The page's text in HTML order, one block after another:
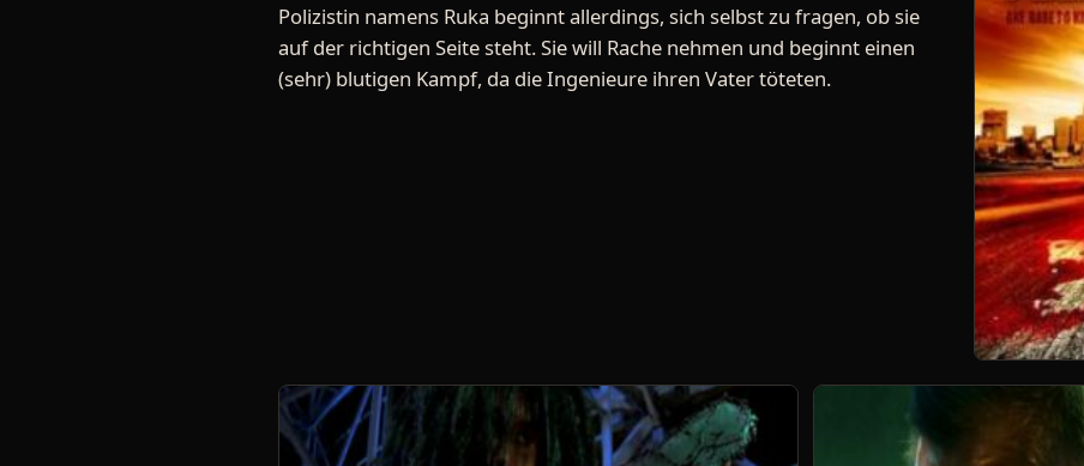
Polizistin namens Ruka beginnt allerdings, sich selbst zu fragen, ob sie
auf der richtigen Seite steht. Sie will Rache nehmen und beginnt einen
(sehr) blutigen Kampf, da die Ingenieure ihren Vater töteten.